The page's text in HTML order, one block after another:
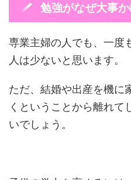
勉強がなぜ大事
専業主婦の人でも、一度
人は少ないと思います。
ただ、結婚や出産を機に
くということから離れて
いでしょう。